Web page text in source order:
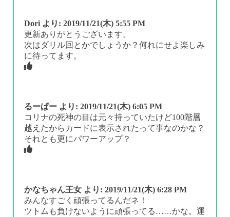
Dori より: 2019/11/21(木) 5:55 PM
更新ありがとうございます。
次はダリル回とかでしょうか？何れにせよ楽しみ
に待ってます。
るーぱー より: 2019/11/21(木) 6:05 PM
コリナの死神の目は元々持っていたけど100階層
越えたからカードに表示されたって事なのかな？
それとも更にパワーアップ？
かなちゃん王女 より: 2019/11/21(木) 6:28 PM
みんなすごく頑張ってるんだネ！
ツトムも負けないように頑張ってる……かな。運